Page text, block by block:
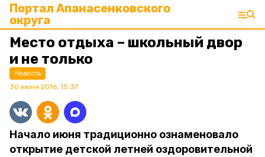
Портал Апанасенковского
округа
Место отдыха – школьный двор
и не только
Новость
30 июня 2016, 15:37
Начало июня традиционно ознаменовало
открытие детской летней оздоровительной